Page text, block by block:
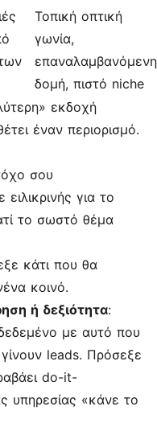
Τοπική οπτική
γωνία,
επαναλαμβανόμενη
δομή, πιστό niche
εκδοχή
έναν περιορισμό.
σου
για το
το σωστό θέμα
κάτι που θα
κοινό.
ή δεξιότητα:
με αυτό που
leads. Πρόσεξε
do-it-
υπηρεσίας «κάνε το